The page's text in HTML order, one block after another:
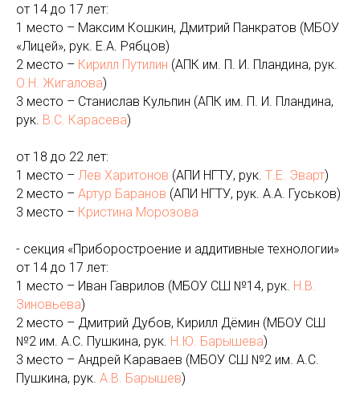
от 14 до 17 лет:
1 место – Максим Кошкин, Дмитрий Панкратов (МБОУ
«Лицей», рук. Е.А. Рябцов)
2 место – Кирилл Путилин (АПК им. П. И. Пландина, рук.
О.Н. Жигалова)
3 место – Станислав Кульпин (АПК им. П. И. Пландина,
рук. В.С. Карасева)
от 18 до 22 лет:
1 место – Лев Харитонов (АПИ НГТУ, рук. Т.Е. Эварт)
2 место – Артур Баранов (АПИ НГТУ, рук. А.А. Гуськов)
3 место – Кристина Морозова
- секция «Приборостроение и аддитивные технологии»
от 14 до 17 лет:
1 место – Иван Гаврилов (МБОУ СШ №14, рук. Н.В.
Зиновьева)
2 место – Дмитрий Дубов, Кирилл Дёмин (МБОУ СШ
№2 им. А.С. Пушкина, рук. Н.Ю. Барышева)
3 место – Андрей Караваев (МБОУ СШ №2 им. А.С.
Пушкина, рук. А.В. Барышев)